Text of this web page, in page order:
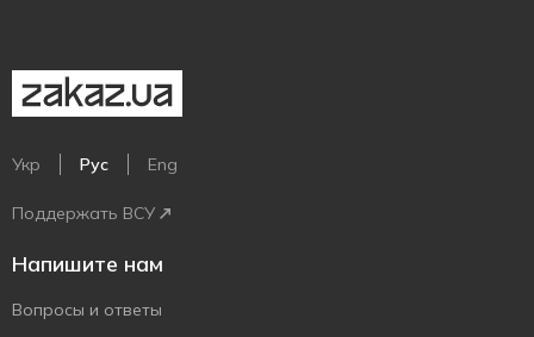
Укр Рус Eng
Поддержать ВСУ
Напишите нам
Вопросы и ответы